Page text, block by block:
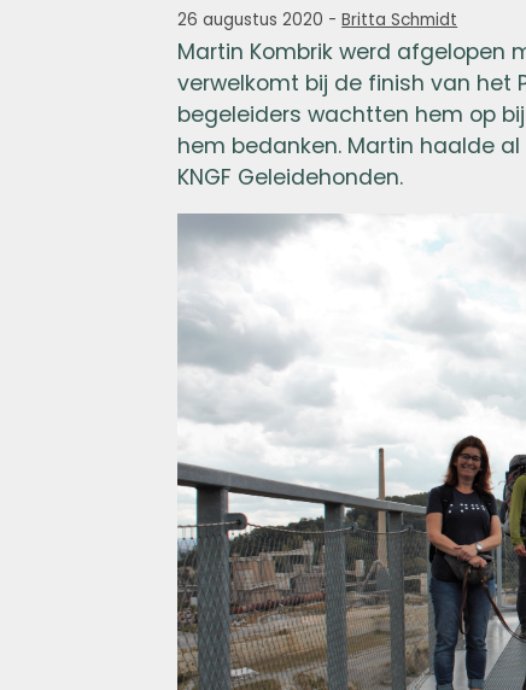
26 augustus 2020 -Britta Schmidt
Martin Kombrik werd
verwelkomt bij de finish van het
begeleiders wachtten hem op
hem bedanken. Martin haalde
KNGF Geleidehonden.